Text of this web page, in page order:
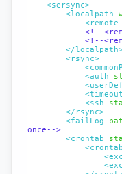
<sersync>
<localpath
<remote
<!--
<!--
</
<rsync>
<auth
<ssh
</rsync>
<failLog
once-->
<crontab